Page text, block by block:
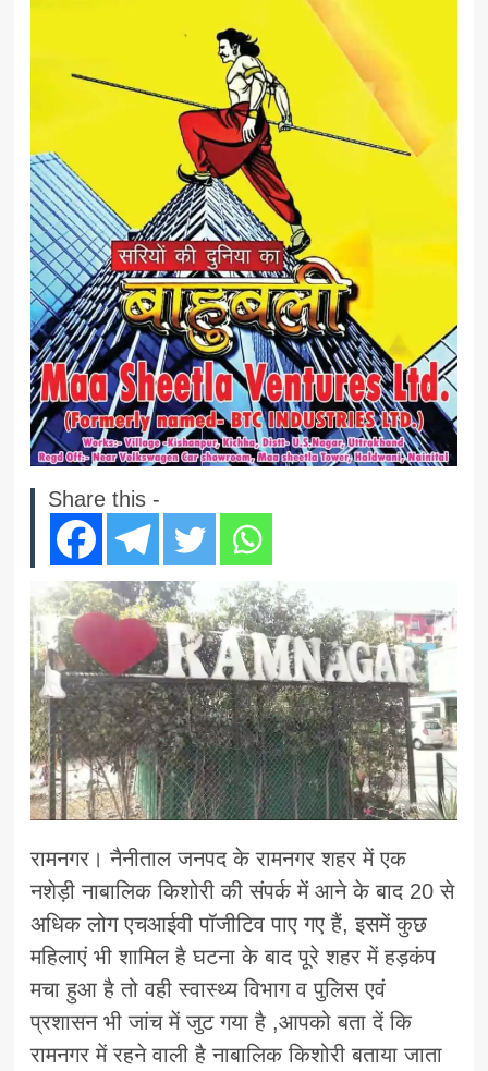
Share this -
रामनगर। नैनीताल जनपद के रामनगर शहर में एक
नशेड़ी नाबालिक किशोरी की संपर्क में आने के बाद 20 से
अधिक लोग एचआईवी पॉजीटिव पाए गए हैं, इसमें कुछ
महिलाएं भी शामिल है घटना के बाद पूरे शहर में हड़कंप
मचा हुआ है तो वही स्वास्थ्य विभाग व पुलिस एवं
प्रशासन भी जांच में जुट गया है ,आपको बता दें कि
रामनगर में रहने वाली है नाबालिक किशोरी बताया जाता